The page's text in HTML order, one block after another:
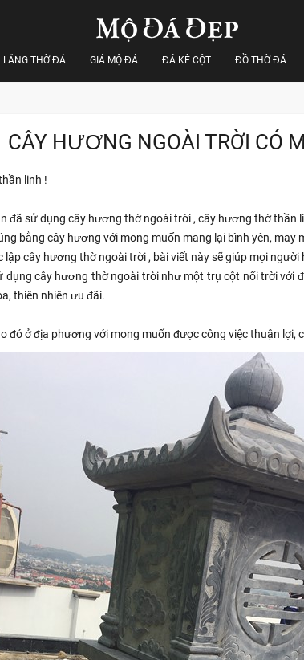
LĂNG THỜ ĐÁ GIÁ MỘ ĐÁ ĐÁ KÊ CỘT ĐỒ THỜ ĐÁ
CÂY HƯƠNG NGOÀI TRỜI CÓ
linh !
đã sử dụng cây hương thờ ngoài trời , cây hương thờ thần
bằng cây hương với mong muốn mang lại bình yên, may
lập cây hương thờ ngoài trời , bài viết này sẽ giúp mọi
cây hương thờ ngoài trời như một trụ cột nối trời với
thiên nhiên ưu đãi.
đó ở địa phương với mong muốn được công việc thuận lợi,